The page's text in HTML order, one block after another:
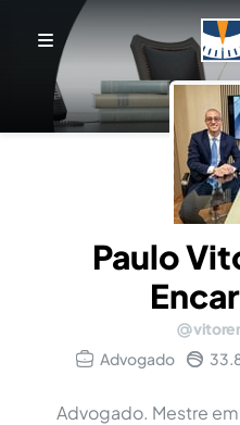
Paulo
Advogado
Advogado. Mestre